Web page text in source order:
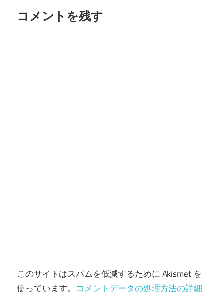
ゲ
コメントを残す
このサイトはスパムを低減するために Akismet を
使っています。 コメントデータの処理方法の詳細